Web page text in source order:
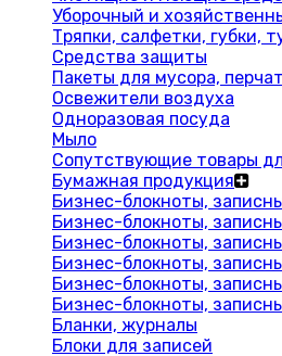
Уборочный и
Тряпки, салфетки, губки,
Средства защиты
Пакеты для мусора,
Освежители воздуха
Одноразовая посуда
Мыло
Сопутствующие товары
Бумажная продукция
Бизнес-блокноты,
Бизнес-блокноты,
Бизнес-блокноты,
Бизнес-блокноты,
Бизнес-блокноты,
Бизнес-блокноты,
Бланки, журналы
Блоки для записей